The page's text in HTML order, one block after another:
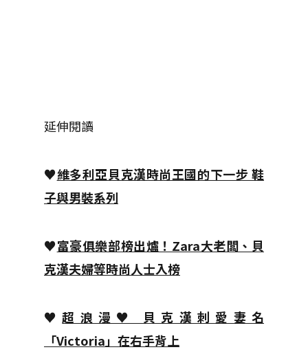
延伸閱讀
♥維多利亞貝克漢時尚王國的下一步 鞋
子與男裝系列
♥富豪俱樂部榜出爐！Zara大老闆、貝
克漢夫婦等時尚人士入榜
♥超浪漫♥ 貝克漢刺愛妻名
「Victoria」在右手背上